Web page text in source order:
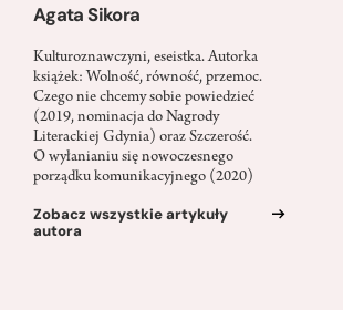
Agata Sikora
Kulturoznawczyni, eseistka. Autorka
książek: Wolność, równość, przemoc.
Czego nie chcemy sobie powiedzieć
(2019, nominacja do Nagrody
Literackiej Gdynia) oraz Szczerość.
O wyłanianiu się nowoczesnego
porządku komunikacyjnego (2020)
Zobacz wszystkie artykuły
autora